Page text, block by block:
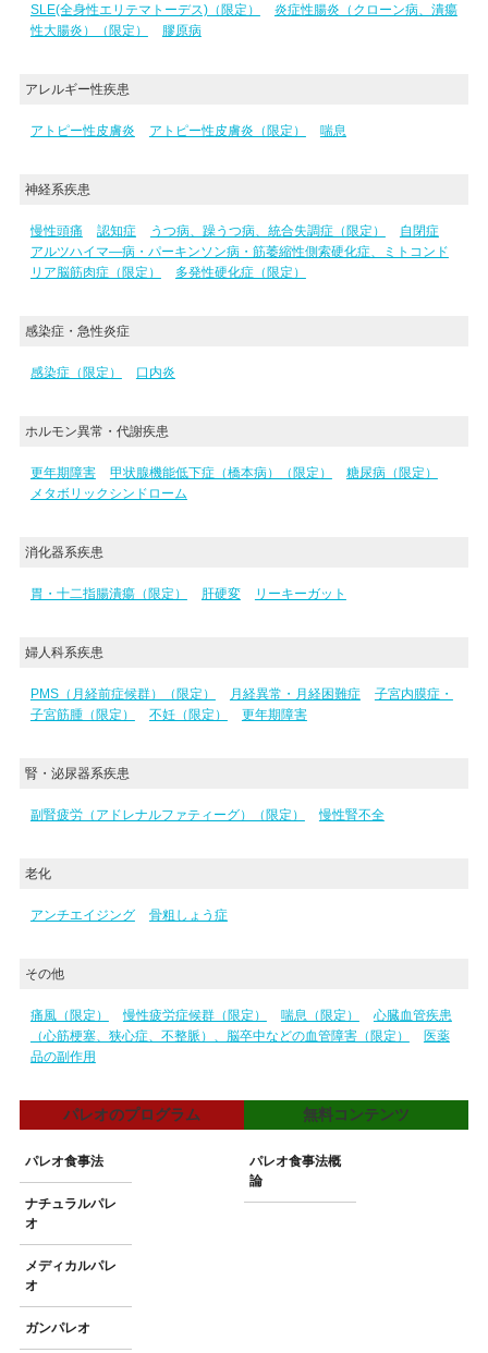
SLE(全身性エリテマトーデス)（限定）
炎症性腸炎（クローン病、潰瘍
性大腸炎）（限定）
膠原病
アレルギー性疾患
アトピー性皮膚炎 アトピー性皮膚炎（限定） 喘息
神経系疾患
慢性頭痛 認知症 うつ病、躁うつ病、統合失調症（限定）
自閉症
アルツハイマ―病・パーキンソン病・筋萎縮性側索硬化症、ミトコンド
リア脳筋肉症（限定）
多発性硬化症（限定）
感染症・急性炎症
感染症（限定） 口内炎
ホルモン異常・代謝疾患
更年期障害 甲状腺機能低下症（橋本病）（限定）
糖尿病（限定）
メタボリックシンドローム
消化器系疾患
胃・十二指腸潰瘍（限定） 肝硬変 リーキーガット
婦人科系疾患
PMS（月経前症候群）（限定） 月経異常・月経困難症
子宮内膜症・
子宮筋腫（限定）
不妊（限定） 更年期障害
腎・泌尿器系疾患
副腎疲労（アドレナルファティーグ）（限定） 慢性腎不全
老化
アンチエイジング 骨粗しょう症
その他
痛風（限定） 慢性疲労症候群（限定） 喘息（限定）
心臓血管疾患
（心筋梗塞、狭心症、不整脈）、脳卒中などの血管障害（限定）
医薬
品の副作用
パレオのプログラム
パレオ食事法
ナチュラルパレ
オ
メディカルパレ
オ
ガンパレオ
無料コンテンツ
パレオ食事法概
論